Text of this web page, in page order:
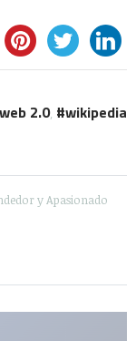
web 2.0, wikipedia
y Apasionado